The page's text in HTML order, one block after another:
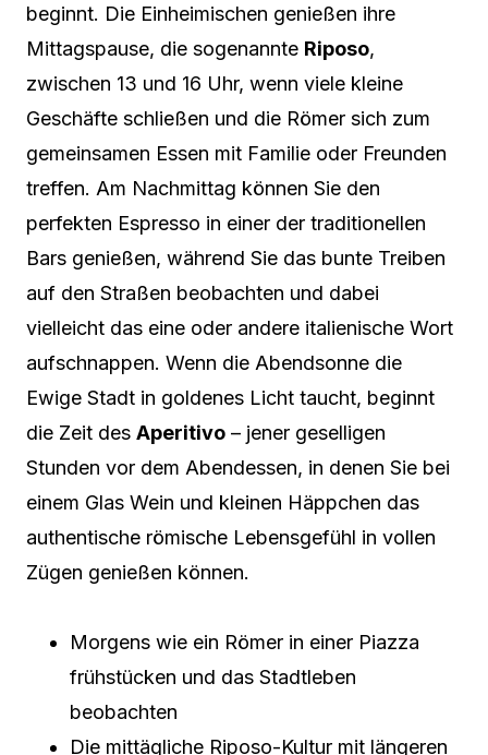
beginnt. Die Einheimischen genießen ihre
Mittagspause, die sogenannte Riposo,
zwischen 13 und 16 Uhr, wenn viele kleine
Geschäfte schließen und die Römer sich zum
gemeinsamen Essen mit Familie oder Freunden
treffen. Am Nachmittag können Sie den
perfekten Espresso in einer der traditionellen
Bars genießen, während Sie das bunte Treiben
auf den Straßen beobachten und dabei
vielleicht das eine oder andere italienische Wort
aufschnappen. Wenn die Abendsonne die
Ewige Stadt in goldenes Licht taucht, beginnt
die Zeit des Aperitivo – jener geselligen
Stunden vor dem Abendessen, in denen Sie bei
einem Glas Wein und kleinen Häppchen das
authentische römische Lebensgefühl in vollen
Zügen genießen können.
Morgens wie ein Römer in einer Piazza
frühstücken und das Stadtleben
beobachten
Die mittägliche Riposo-Kultur mit längeren